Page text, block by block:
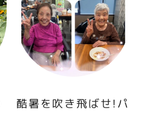
酷暑を吹き飛ばせ！パ